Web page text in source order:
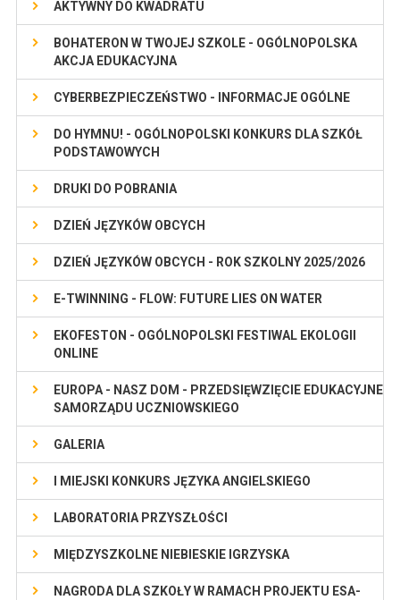
AKTYWNY DO KWADRATU
BOHATERON W TWOJEJ SZKOLE - OGÓLNOPOLSKA
AKCJA EDUKACYJNA
CYBERBEZPIECZEŃSTWO - INFORMACJE OGÓLNE
DO HYMNU! - OGÓLNOPOLSKI KONKURS DLA SZKÓŁ
PODSTAWOWYCH
DRUKI DO POBRANIA
DZIEŃ JĘZYKÓW OBCYCH
DZIEŃ JĘZYKÓW OBCYCH - ROK SZKOLNY 2025/2026
E-TWINNING - FLOW: FUTURE LIES ON WATER
EKOFESTON - OGÓLNOPOLSKI FESTIWAL EKOLOGII
ONLINE
EUROPA - NASZ DOM - PRZEDSIĘWZIĘCIE EDUKACYJNE
SAMORZĄDU UCZNIOWSKIEGO
GALERIA
I MIEJSKI KONKURS JĘZYKA ANGIELSKIEGO
LABORATORIA PRZYSZŁOŚCI
MIĘDZYSZKOLNE NIEBIESKIE IGRZYSKA
NAGRODA DLA SZKOŁY W RAMACH PROJEKTU ESA-